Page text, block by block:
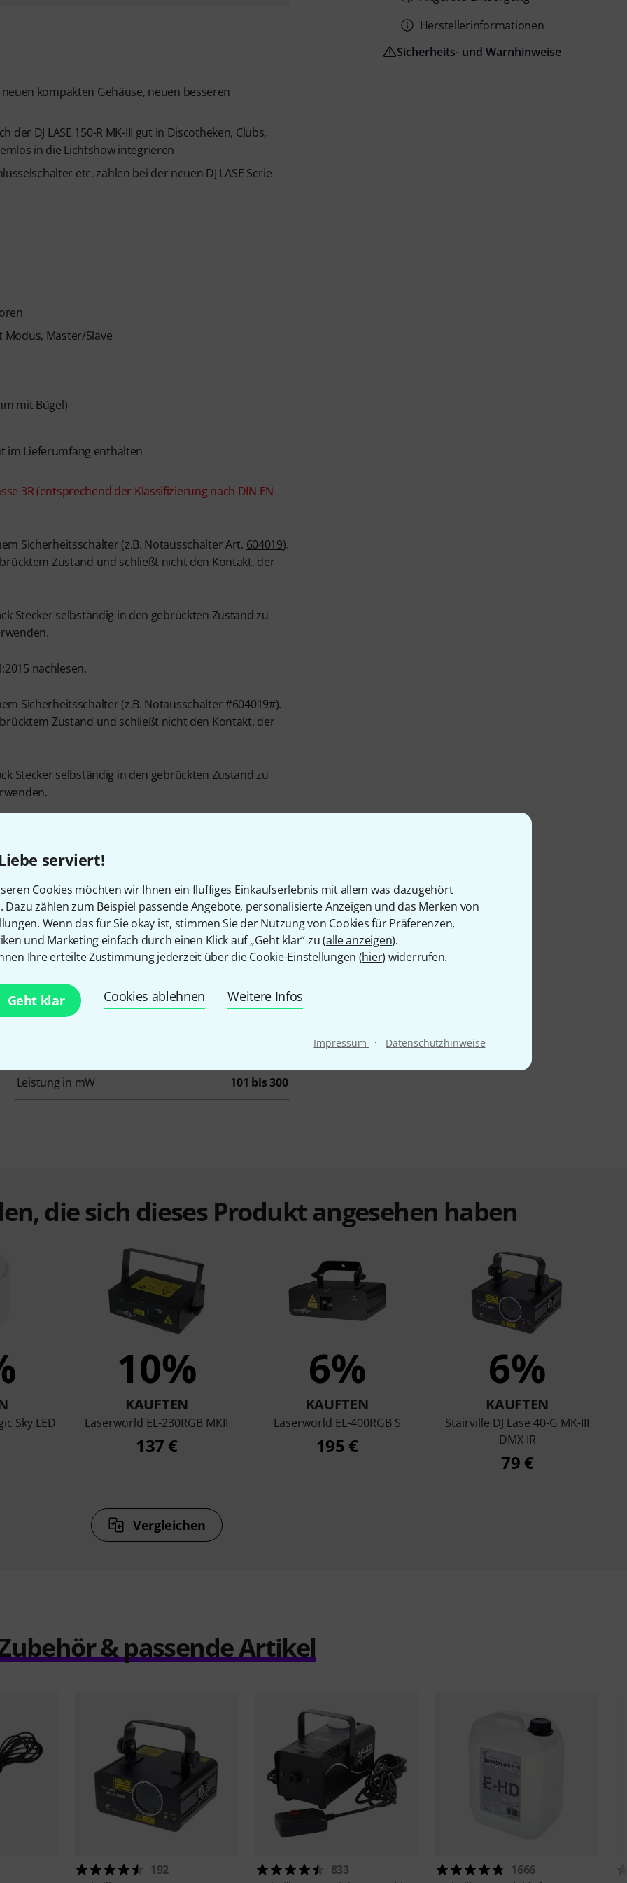
serviert!
Cookies möchten wir Ihnen ein fluffiges Einkaufserlebnis mit allem was dazugehört
Dazu zählen zum Beispiel passende Angebote, personalisierte Anzeigen und das Merken von
Wenn das für Sie okay ist, stimmen Sie der Nutzung von Cookies für Präferenzen,
und Marketing einfach durch einen Klick auf „Geht klar“ zu (alle anzeigen).
Ihre erteilte Zustimmung jederzeit über die Cookie-Einstellungen (hier) widerrufen.
Geht klar Cookies ablehnen Weitere Infos
Impressum · Datenschutzhinweise
kompakten Gehäuse, neuen besseren
DJ LASE 150-R MK-III gut in Discotheken, Clubs,
in die Lichtshow integrieren
etc. zählen bei der neuen DJ LASE Serie
Modus, Master/Slave
mit Bügel)
im Lieferumfang enthalten
3R (entsprechend der Klassifizierung nach DIN EN
Sicherheitsschalter (z.B. Notausschalter Art. 604019).
Zustand und schließt nicht den Kontakt, der
Stecker selbständig in den gebrückten Zustand zu
nachlesen.
Sicherheitsschalter (z.B. Notausschalter #604019#).
Zustand und schließt nicht den Kontakt, der
Stecker selbständig in den gebrückten Zustand zu
nachlesen.
Artikelnummer 276235
Farbspektrum
Animations-Laser Ja
Leistung in mW 101 bis 300
Herstellerinformationen
Sicherheits- und Warnhinweise
die sich dieses Produkt angesehen haben
Sky LED
10%
KAUFTEN
Laserworld EL-230RGB MKII
137 €
6%
KAUFTEN
Laserworld EL-400RGB S
195 €
6%
KAUFTEN
Stairville DJ Lase 40-G MK-III
DMX IR
79 €
Vergleichen
& passende Artikel
192
833
1666